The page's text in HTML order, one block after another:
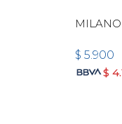
$ 5.900
$